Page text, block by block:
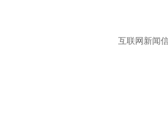
互联网新闻